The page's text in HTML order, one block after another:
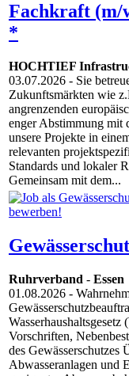
Fachkraft (m/
*
HOCHTIEF
03.07.2026 - Sie
Zukunftsmärkten wie
angrenzenden
enger Abstimmung mit
unsere Projekte in
relevanten
Standards und lokaler
Gemeinsam mit dem...
Ruhrverband - Essen
01.08.2026 -
Vorschriften,
des
Abwasseranlagen und